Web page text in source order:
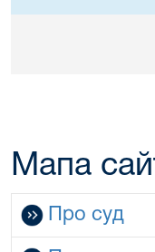
Мапа
Про суд